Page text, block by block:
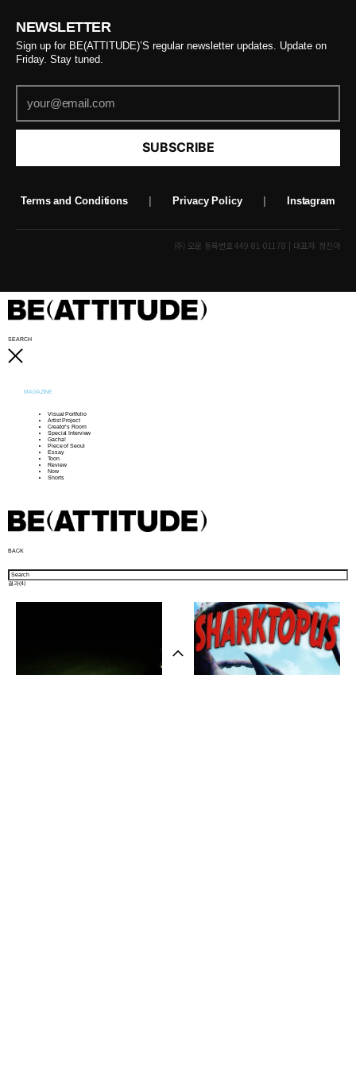
NEWSLETTER
Sign up for BE(ATTITUDE)’S regular newsletter updates. Update on
Friday. Stay tuned.
SUBSCRIBE
Terms and Conditions Privacy Policy Instagram
(주) 오운 등록번호 449-81-01178 | 대표자: 정진아
SEARCH
MAGAZINE
Visual Portfolio
Artist Project
Creator’s Room
Special Interview
Gacha!
Piece of Seoul
Essay
Toon
Review
Now
Shorts
BACK
결과(4)